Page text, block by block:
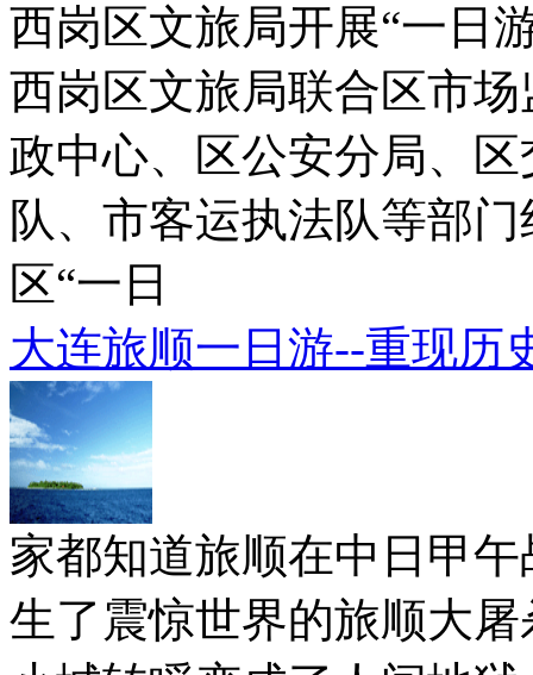
西岗区文旅局开展“一日
西岗区文旅局联合区市
政中心、区公安分局、
队、市客运执法队等部
区“一日
大连旅顺一日游--重现历
家都知道旅顺在中日甲
生了震惊世界的旅顺大